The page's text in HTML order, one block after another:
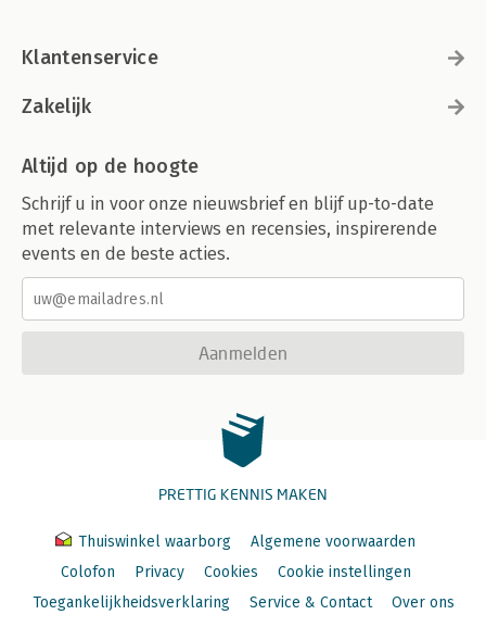
Klantenservice
Zakelijk
Altijd op de hoogte
Schrijf u in voor onze nieuwsbrief en blijf up-to-date
met relevante interviews en recensies, inspirerende
events en de beste acties.
Aanmelden
PRETTIG KENNIS MAKEN
Thuiswinkel waarborg
Algemene voorwaarden
Colofon
Privacy Cookies
Cookie instellingen
Toegankelijkheidsverklaring
Service & Contact Over ons